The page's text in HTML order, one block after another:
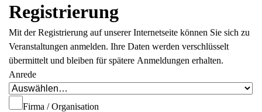
Registrierung
Mit der Registrierung auf unserer Internetseite können Sie sich zu
Veranstaltungen anmelden. Ihre Daten werden verschlüsselt
übermittelt und bleiben für spätere Anmeldungen erhalten.
Anrede
Firma / Organisation